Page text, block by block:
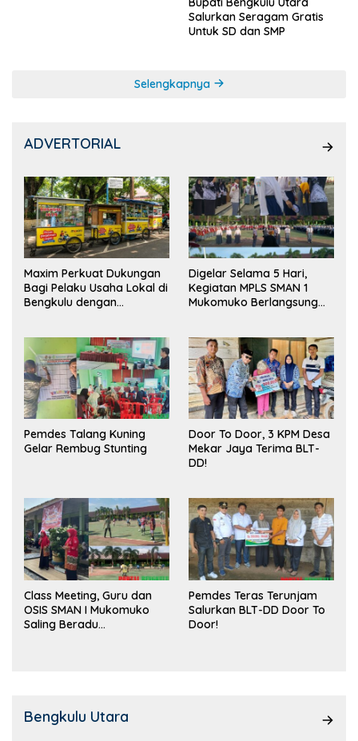
Salurkan Seragam Gratis
Untuk SD dan SMP
Selengkapnya
ADVERTORIAL
Maxim Perkuat Dukungan
Bagi Pelaku Usaha Lokal di
Bengkulu dengan
Pasar
Digelar Selama 5 Hari,
Kegiatan MPLS SMAN 1
Mukomuko Berlangsung
Pemdes Talang Kuning
Gelar Rembug Stunting
Door To Door, 3 KPM Desa
Mekar Jaya Terima BLT-
DD!
Class Meeting, Guru dan
OSIS SMAN I Mukomuko
Saling Beradu
Pemdes Teras Terunjam
Salurkan BLT-DD Door To
Door!
Bengkulu Utara